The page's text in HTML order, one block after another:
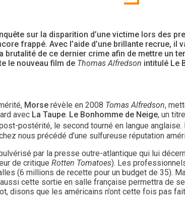
sur la disparition d’une victime lors des
frappé. Avec l’aide d’une brillante recrue, il
de ce dernier crime afin de mettre un
le nouveau film de Thomas Alfredson intitulé Le
Morse révèle en 2008 Tomas Alfredson,
avec La Taupe. Le Bonhomme de Neige, un
postérité, le second tourné en langue anglaise.
nous précédé d’une sulfureuse réputation
par la presse outre-atlantique qui lui
de critique Rotten Tomatoes). Les
(6 millions de recette pour un budget de 35).
cette sortie en salle française permettra de
disons que les américains n’ont cette fois pas